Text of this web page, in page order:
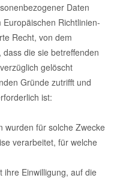
Daten
Richtlinien-
Recht, von dem
die sie betreffenden
gelöscht
Gründe zutrifft und
ist:
wurden für solche Zwecke
verarbeitet, für welche
ihre Einwilligung, auf die